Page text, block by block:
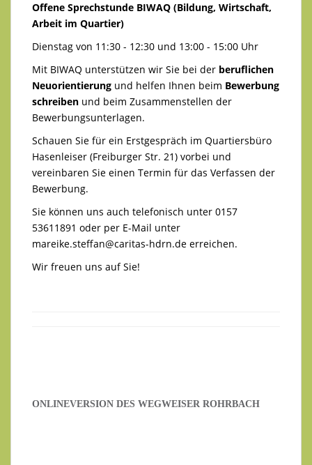
Offene Sprechstunde BIWAQ (Bildung, Wirtschaft,
Arbeit im Quartier)
Dienstag von 11:30 - 12:30 und 13:00 - 15:00 Uhr
Mit BIWAQ unterstützen wir Sie bei der beruflichen
Neuorientierung und helfen Ihnen beim Bewerbung
schreiben und beim Zusammenstellen der
Bewerbungsunterlagen.
Schauen Sie für ein Erstgespräch im Quartiersbüro
Hasenleiser (Freiburger Str. 21) vorbei und
vereinbaren Sie einen Termin für das Verfassen der
Bewerbung.
Sie können uns auch telefonisch unter 0157
53611891 oder per E-Mail unter
mareike.steffan@caritas-hdrn.de erreichen.
Wir freuen uns auf Sie!
ONLINEVERSION DES WEGWEISER ROHRBACH